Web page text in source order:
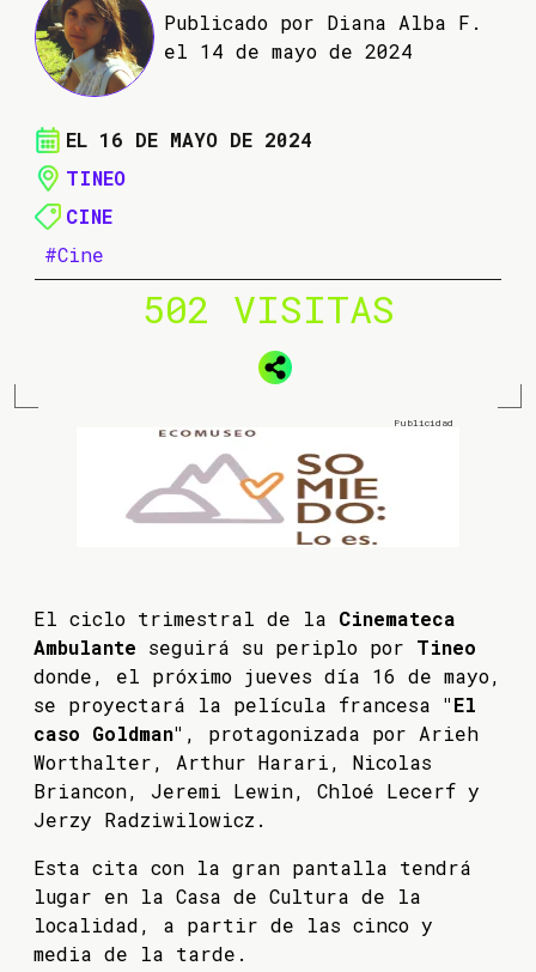
Publicado por Diana Alba F.
el 14 de mayo de 2024
EL 16 DE MAYO DE 2024
TINEO
CINE
#Cine
502 VISITAS
El ciclo trimestral de la Cinemateca
Ambulante seguirá su periplo por Tineo
donde, el próximo jueves día 16 de mayo,
se proyectará la película francesa "El
caso Goldman" , protagonizada por Arieh
Worthalter, Arthur Harari, Nicolas
Briancon, Jeremi Lewin, Chloé Lecerf y
Jerzy Radziwilowicz.
Esta cita con la gran pantalla tendrá
lugar en la Casa de Cultura de la
localidad, a partir de las cinco y
media de la tarde.